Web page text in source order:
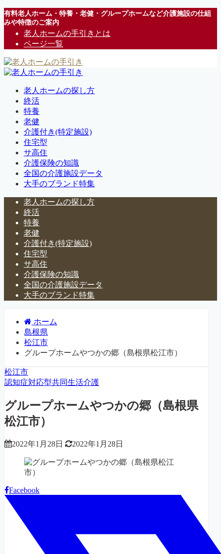
有料老人ホーム・特養・老健・グループホームなど介護施設の仕組
みや特徴のご案内
老人ホームの手引きとは
ページ一覧
老人ホームの探し方
終活
特養
老健
介護付き(特定施設)
住宅型
サ高住
介護保険の知識
全国の介護施設データ
大手のブランド特集
老人ホームの探し方
終活
特養
老健
介護付き(特定施設)
住宅型
サ高住
介護保険の知識
全国の介護施設データ
大手のブランド特集
ホーム
島根県
松江市
グループホームやつかの郷（島根県松江市）
松江市
認知症対応型共同生活介護
グループホームやつかの郷（島根県
松江市）
2022年1月28日 2022年1月28日
Facebook